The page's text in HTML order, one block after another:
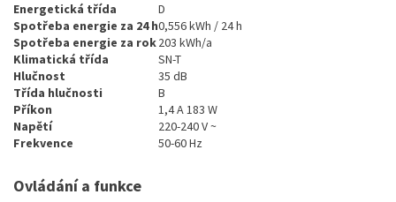
Energetická třída
D
Spotřeba energie za 24 h0,556 kWh / 24 h
Spotřeba energie za rok203 kWh/a
Klimatická třída
SN-T
Hlučnost
35 dB
Třída hlučnosti
B
Příkon
1,4 A 183 W
Napětí
220-240 V ~
Frekvence
50-60 Hz
Ovládání a funkce